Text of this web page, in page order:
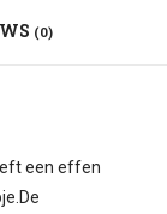
(0)
een effen